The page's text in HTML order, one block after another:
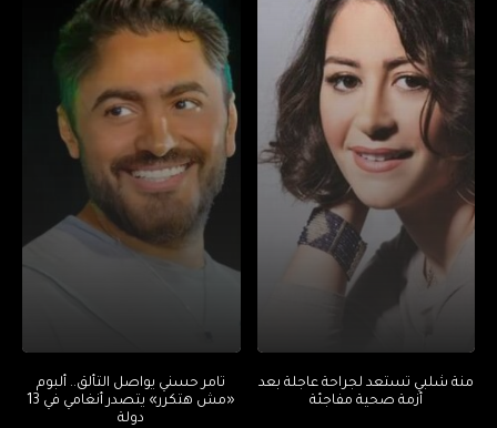
منة شلبي تستعد لجراحة عاجلة بعد
أزمة صحية مفاجئة
تامر حسني يواصل التألق.. ألبوم
«مش هتكرر» يتصدر أنغامي في 13
دولة